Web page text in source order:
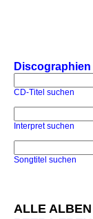
Discographien
CD-Titel suchen
Interpret suchen
Songtitel suchen
ALLE ALBEN